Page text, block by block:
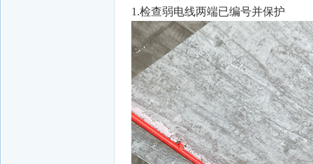
1.检查弱电线两端已编号并保护